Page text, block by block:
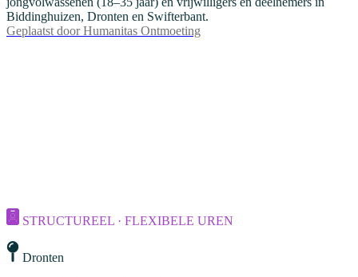
Biddinghuizen, Dronten en Swifterbant.
Geplaatst door Humanitas Ontmoeting
STRUCTUREEL · FLEXIBELE UREN
Dronten